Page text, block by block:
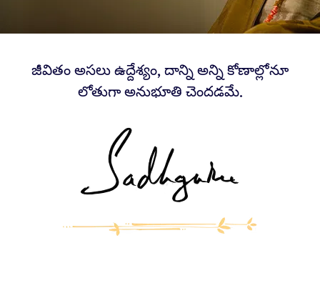
జీవితం అసలు ఉద్దేశ్యం, దాన్ని అన్ని కోణాల్లోనూ
లోతుగా అనుభూతి చెందడమే.